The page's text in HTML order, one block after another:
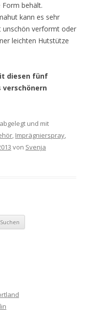
behält.
kann es sehr
unschön verformt oder
leichten Hutstütze
diesen fünf
verschönern
abgelegt und mit
, Imprägnierspray,
von Svenja